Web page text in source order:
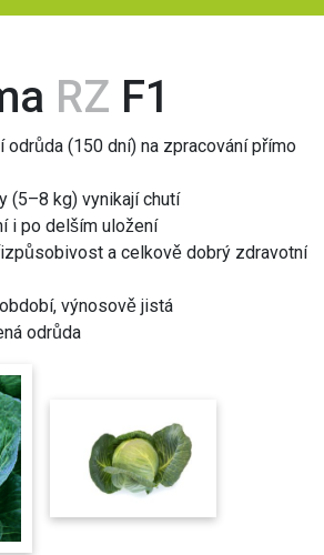
RZ F1
(150 dní) na zpracování přímo
(5–8 kg) vynikají chutí
i po delším uložení
a celkově dobrý zdravotní
výnosově jistá
odrůda